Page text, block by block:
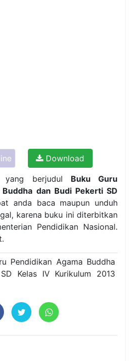
Download
yang berjudul Buku Guru
dan Budi Pekerti SD
anda baca maupun unduh
karena buku ini diterbitkan
Pendidikan Nasional.
Pendidikan Agama Buddha
Kelas IV Kurikulum 2013